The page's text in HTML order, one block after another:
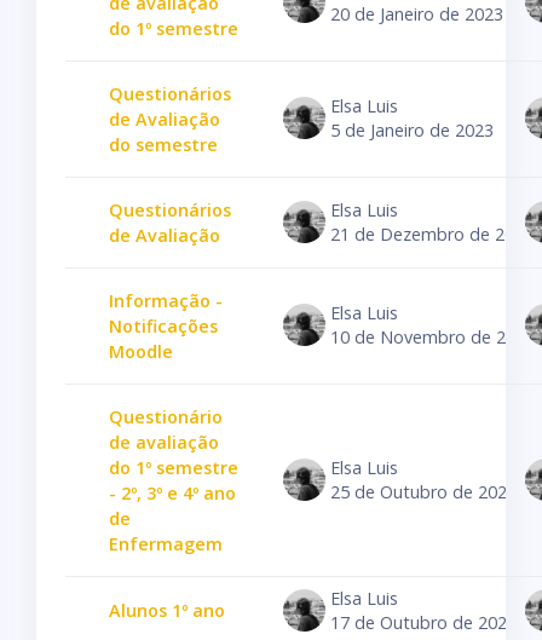
do 1º semestre
20 de Janeiro de 2023
Questionários
de Avaliação
do semestre
Elsa Luis
5 de Janeiro de 2023
Questionários
de Avaliação
Elsa Luis
21 de Dezembro de 2022
Informação -
Notificações
Moodle
Elsa Luis
10 de Novembro de 2022
Questionário
de avaliação
do 1º semestre
- 2º, 3º e 4º ano
de
Enfermagem
Elsa Luis
25 de Outubro de 2022
Alunos 1º ano
Elsa Luis
17 de Outubro de 2022